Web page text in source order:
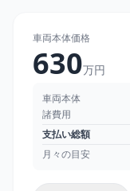
車両本体価格
630万円
車両本体
諸費用
支払い総額
月々の目安